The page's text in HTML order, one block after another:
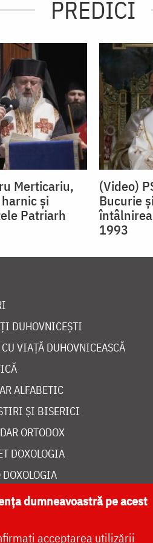
PREDICI
Merticariu,
și
Patriarh
(Video)
Bucurie
1993
DUHOVNICEȘTI
VIAȚĂ DUHOVNICEASCĂ
ALFABETIC
ȘI BISERICI
ORTODOX
DOXOLOGIA
dumneavoastră pe acest
acceptarea utilizării